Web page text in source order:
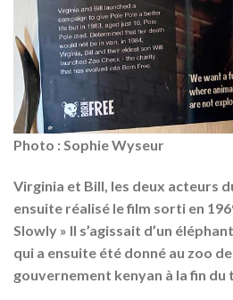
Photo : Sophie Wyseur
Virginia et Bill, les deux acteurs
ensuite réalisé le film sorti en
Slowly » Il s’agissait d’un
qui a ensuite été donné au zoo
gouvernement kenyan à la fin du